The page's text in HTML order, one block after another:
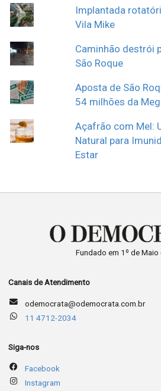
Implantada
Vila Mike
Caminhão destrói
São Roque
Aposta de São
54 milhões da
Açafrão com Mel:
Natural para
Estar
Fundado em 1º de
Canais de Atendimento
odemocrata@odemocrata.com.br
11 4712-2034
Siga-nos
Facebook
Instagram